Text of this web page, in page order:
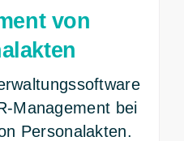
von
Management bei
Personalakten.